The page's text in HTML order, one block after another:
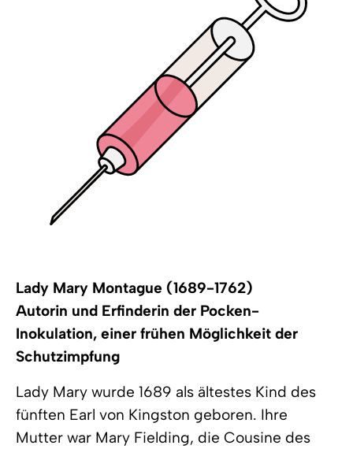
Lady Mary Montague (1689-1762)
Autorin und Erfinderin der Pocken-
Inokulation, einer frühen Möglichkeit der
Schutzimpfung
Lady Mary wurde 1689 als ältestes Kind des
fünften Earl von Kingston geboren. Ihre
Mutter war Mary Fielding, die Cousine des